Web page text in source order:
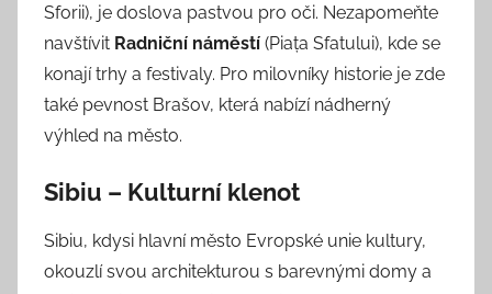
Sforii), je doslova pastvou pro oči. Nezapomeňte
navštívit Radniční náměstí (Piața Sfatului), kde se
konají trhy a festivaly. Pro milovníky historie je zde
také pevnost Brašov, která nabízí nádherný
výhled na město.
Sibiu – Kulturní klenot
Sibiu, kdysi hlavní město Evropské unie kultury,
okouzlí svou architekturou s barevnými domy a